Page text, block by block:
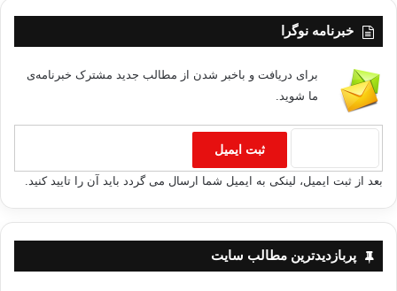
خبرنامه نوگرا
برای دریافت و باخبر شدن از مطالب جدید مشترک خبرنامه‌ی
ما شوید.
بعد از ثبت ایمیل، لینکی به ایمیل شما ارسال می گردد باید آن را تایید کنید.
پربازدیدترین مطالب سایت